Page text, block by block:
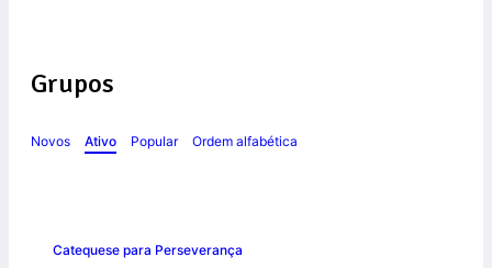
Grupos
Novos Ativo Popular Ordem alfabética
Catequese para Perseverança